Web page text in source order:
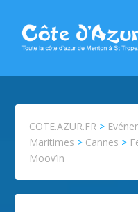
COTE.AZUR.FR >
Maritimes > Cannes >
Moov’in